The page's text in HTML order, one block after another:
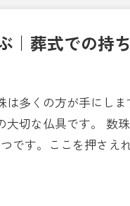
｜葬式での持
多くの方が手にし
切な仏具です。 数
です。ここを押さえ